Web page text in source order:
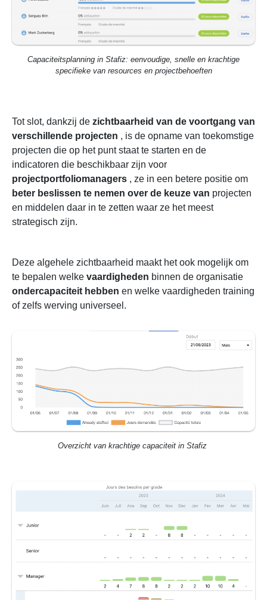
Capaciteitsplanning in Stafiz: eenvoudige, snelle en krachtige
specifieke van resources en projectbehoeften
Tot slot, dankzij de zichtbaarheid van de voortgang van
verschillende projecten , is de opname van toekomstige
projecten die op het punt staat te starten en de
indicatoren die beschikbaar zijn voor
projectportfoliomanagers , ze in een betere positie om
beter beslissen te nemen over de keuze van projecten
en middelen daar in te zetten waar ze het meest
strategisch zijn.
Deze algehele zichtbaarheid maakt het ook mogelijk om
te bepalen welke vaardigheden binnen de organisatie
ondercapaciteit hebben en welke vaardigheden training
of zelfs werving universeel.
Overzicht van krachtige capaciteit in Stafiz